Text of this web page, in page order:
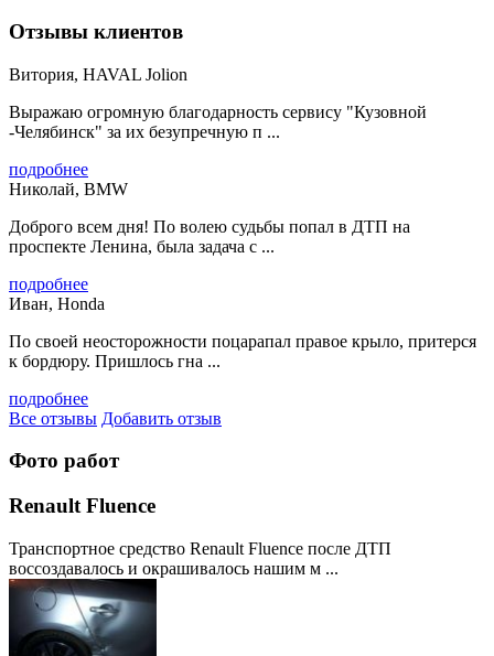
Отзывы клиентов
Витория, HAVAL Jolion
Выражаю огромную благодарность сервису "Кузовной
-Челябинск" за их безупречную п ...
подробнее
Николай, BMW
Доброго всем дня! По волею судьбы попал в ДТП на
проспекте Ленина, была задача с ...
подробнее
Иван, Honda
По своей неосторожности поцарапал правое крыло, притерся
к бордюру. Пришлось гна ...
подробнее
Все отзывы Добавить отзыв
Фото работ
Renault Fluence
Транспортное средство Renault Fluence после ДТП
воссоздавалось и окрашивалось нашим м ...